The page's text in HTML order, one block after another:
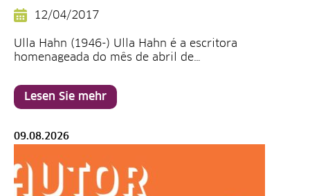
12/04/2017
Ulla Hahn (1946-) Ulla Hahn é a escritora
homenageada do mês de abril de…
Lesen Sie mehr
09.08.2026